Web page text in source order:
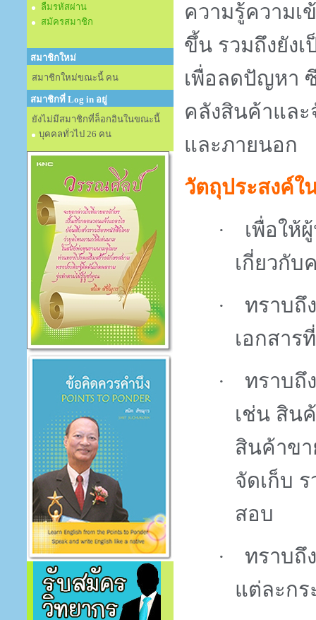
ลืมรหัสผ่าน
สมัครสมาชิก
สมาชิกใหม่
สมาชิกใหม่ขณะนี้ คน
สมาชิกที่ Log in อยู่
ยังไม่มีสมาชิกที่ล็อกอินในขณะนี้
บุคคลทั่วไป 26 คน
ความรู้ความเ
ขึ้น รวมถึงยัง
เพื่อลดปัญหา
คลังสินค้าและ
และภายนอก
วัตถุประสงค์ใ
·
เพื่อให้
เกี่ยวกับ
·
ทราบถึ
เอกสาร
·
ทราบถึ
เช่น สิน
สินค้าข
จัดเก็บ
สอบ
·
ทราบถึ
แต่ละก